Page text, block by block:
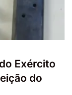
Exército
do